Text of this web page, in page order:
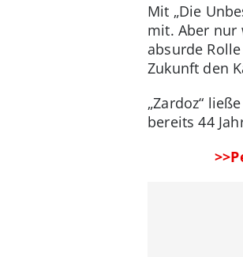
Mit „Die
mit. Aber nur
absurde
Zukunft den
„Zardoz“
bereits 44